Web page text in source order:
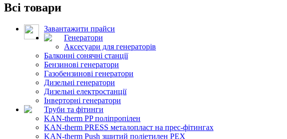
Всі товари
Завантажити прайси
Генератори
Аксесуари для генераторів
Балконні сонячні станції
Бензинові генератори
Газобензинові генератори
Дизельні генератори
Дизельні електростанції
Інверторні генератори
Труби та фітинги
KAN-therm PP поліпропілен
KAN-therm PRESS металопласт на прес-фітингах
KAN-therm Push зшитий поліетилен PEX